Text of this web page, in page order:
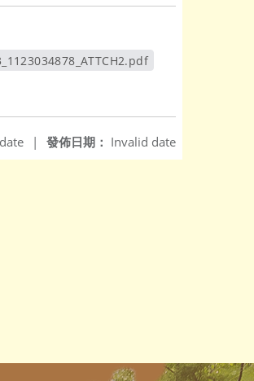
發佈日期： Invalid date
|